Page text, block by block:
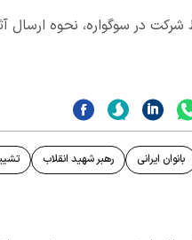
شرکت در سوگواره، نحوه ارسال
بانوان ایرانی رهبر شهید انقلاب